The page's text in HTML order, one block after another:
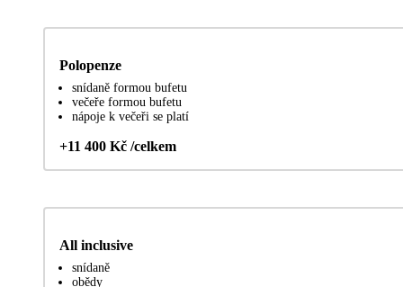
Polopenze
snídaně formou bufetu
večeře formou bufetu
nápoje k večeři se platí
+11 400 Kč /celkem
All inclusive
snídaně
obědy